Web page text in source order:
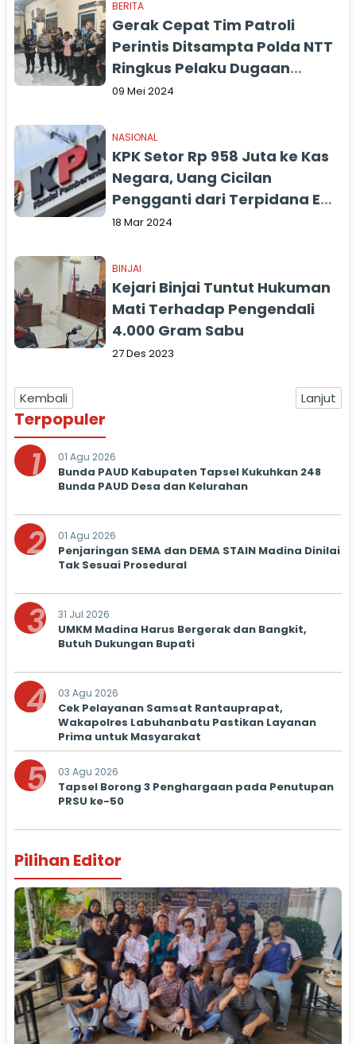
BERITA
Gerak Cepat Tim Patroli
Perintis Ditsampta Polda NTT
Ringkus Pelaku Dugaan
Pencurian
09 Mei 2024
NASIONAL
KPK Setor Rp 958 Juta ke Kas
Negara, Uang Cicilan
Pengganti dari Terpidana Eks
Walkot Banjar Herman
18 Mar 2024
BINJAI
Kejari Binjai Tuntut Hukuman
Mati Terhadap Pengendali
4.000 Gram Sabu
27 Des 2023
Kembali Lanjut
Terpopuler
1 01 Agu 2026
Bunda PAUD Kabupaten Tapsel Kukuhkan 248
Bunda PAUD Desa dan Kelurahan
2 01 Agu 2026
Penjaringan SEMA dan DEMA STAIN Madina Dinilai
Tak Sesuai Prosedural
3 31 Jul 2026
UMKM Madina Harus Bergerak dan Bangkit,
Butuh Dukungan Bupati
4 03 Agu 2026
Cek Pelayanan Samsat Rantauprapat,
Wakapolres Labuhanbatu Pastikan Layanan
Prima untuk Masyarakat
5 03 Agu 2026
Tapsel Borong 3 Penghargaan pada Penutupan
PRSU ke-50
Pilihan Editor